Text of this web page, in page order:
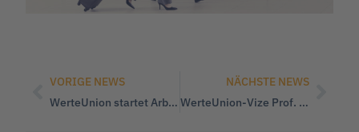
VORIGE NEWS
WerteUnion startet Arbeitsgruppe Landwirtschaft: Mehr Autonomie und Perspektiven für die Landwirtschaft
NÄCHSTE NEWS
WerteUnion-Vize Prof. Jörg Meuthen: Alle Zölle auf Null setzen!